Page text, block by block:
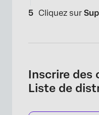
Cliquez sur
Inscrire des
Liste de